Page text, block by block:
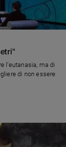
l’eutanasia, ma di
di non essere